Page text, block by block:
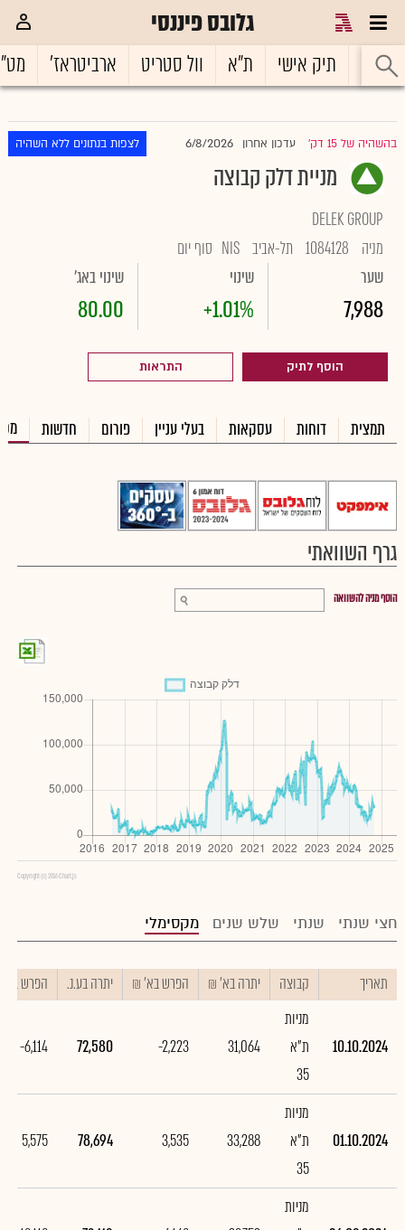
גלובס פיננסי
ראשי תיק אישי ת"א וול סטריט ארביטראז'
בהשהיה של 15 דק' עדכון אחרון 6/8/2026 לצפות בנתונים ללא השהיה
מניית דלק קבוצה
DELEK GROUP
מניה
1084128 תל-אביב NIS סוף יום
שער
7,988
שינוי
+1.01%
שינוי באג'
80.00
הוסף לתיק התראות
תמצית דוחות עסקאות בעלי עניין פורום חדשות
גרף השוואתי
הוסף מניה להשוואה
Copyright (c) 2016 Chart.js
חצי שנתי שנתי שלש שנים מקסימלי
תאריך קבוצה יתרה בא' ₪ הפרש בא' ₪ יתרה בע.נ. הפרש
10.10.2024
מניות
ת"א
35
31,064
-2,223
72,580
-6,114
01.10.2024
מניות
ת"א
35
33,288
3,535
78,694
5,575
מניות